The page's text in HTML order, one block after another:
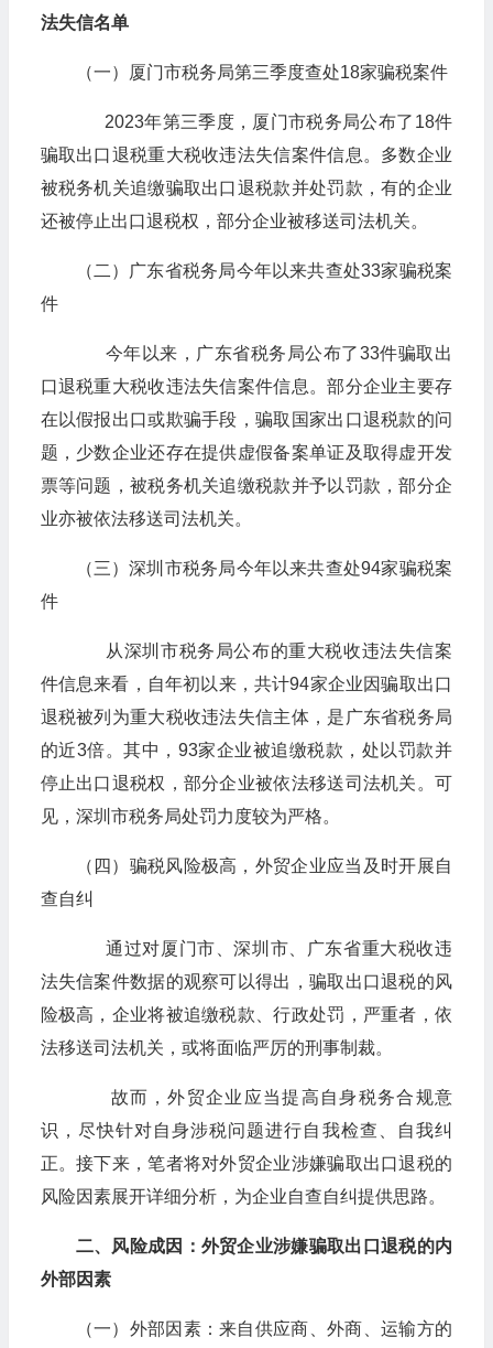
法失信名单
（一）厦门市税务局第三季度查处18家骗税案件
2023年第三季度，厦门市税务局公布了18件
骗取出口退税重大税收违法失信案件信息。多数企业
被税务机关追缴骗取出口退税款并处罚款，有的企业
还被停止出口退税权，部分企业被移送司法机关。
（二）广东省税务局今年以来共查处33家骗税案
件
今年以来，广东省税务局公布了33件骗取出
口退税重大税收违法失信案件信息。部分企业主要存
在以假报出口或欺骗手段，骗取国家出口退税款的问
题，少数企业还存在提供虚假备案单证及取得虚开发
票等问题，被税务机关追缴税款并予以罚款，部分企
业亦被依法移送司法机关。
（三）深圳市税务局今年以来共查处94家骗税案
件
从深圳市税务局公布的重大税收违法失信案
件信息来看，自年初以来，共计94家企业因骗取出口
退税被列为重大税收违法失信主体，是广东省税务局
的近3倍。其中，93家企业被追缴税款，处以罚款并
停止出口退税权，部分企业被依法移送司法机关。可
见，深圳市税务局处罚力度较为严格。
（四）骗税风险极高，外贸企业应当及时开展自
查自纠
通过对厦门市、深圳市、广东省重大税收违
法失信案件数据的观察可以得出，骗取出口退税的风
险极高，企业将被追缴税款、行政处罚，严重者，依
法移送司法机关，或将面临严厉的刑事制裁。
故而，外贸企业应当提高自身税务合规意
识，尽快针对自身涉税问题进行自我检查、自我纠
正。接下来，笔者将对外贸企业涉嫌骗取出口退税的
风险因素展开详细分析，为企业自查自纠提供思路。
二、风险成因：外贸企业涉嫌骗取出口退税的内
外部因素
（一）外部因素：来自供应商、外商、运输方的